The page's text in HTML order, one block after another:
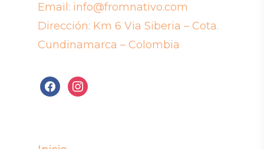
Email: info@fromnativo.com
Dirección: Km 6 Via Siberia – Cota.
Cundinamarca – Colombia
facebookinstagram